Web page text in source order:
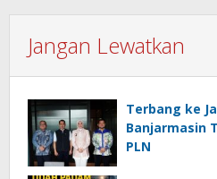
Jangan Lewatkan
Terbang ke
Banjarmasin
PLN